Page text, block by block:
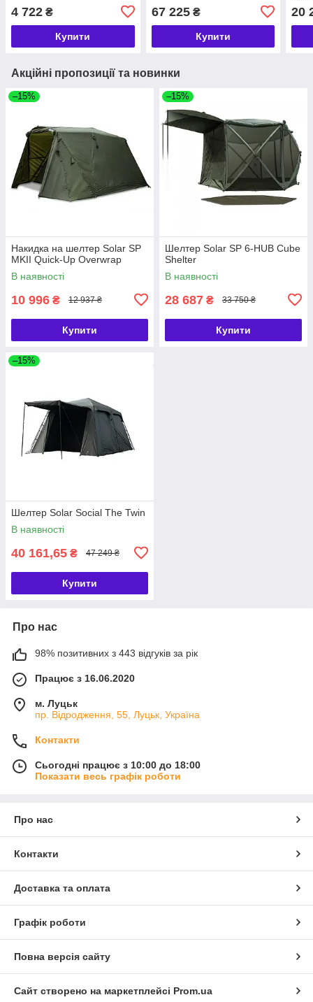
4 722 ₴
Купити
67 225₴
Купити
20
Акційні пропозиції та новинки
–15%
Накидка на шелтер Solar SP
MKII Quick-Up Overwrap
В наявності
10 996 ₴ 12 937 ₴
Купити
–15%
Шелтер Solar SP 6-HUB Cube
Shelter
В наявності
28 687 ₴ 33 750 ₴
Купити
–15%
Шелтер Solar Social The Twin
В наявності
40 161,65 ₴ 47 249 ₴
Купити
Про нас
98% позитивних з 443 відгуків за рік
Працює з 16.06.2020
м. Луцьк
пр. Відродження, 55, Луцьк, Україна
Контакти
Сьогодні працює з 10:00 до 18:00
Показати весь графік роботи
Про нас
Контакти
Доставка та оплата
Графік роботи
Повна версія сайту
Сайт створено на маркетплейсі Prom.ua